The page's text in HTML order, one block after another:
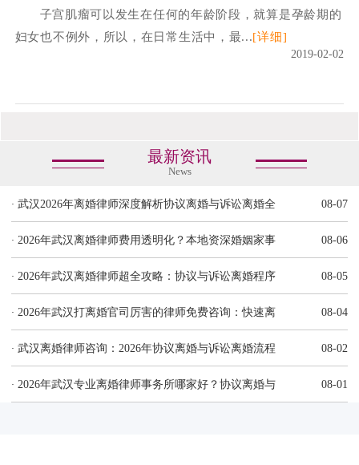
子宫肌瘤可以发生在任何的年龄阶段，就算是孕龄期的
妇女也不例外，所以，在日常生活中，最...[详细]
2019-02-02
最新资讯
News
· 武汉2026年离婚律师深度解析协议离婚与诉讼离婚全 08-07
· 2026年武汉离婚律师费用透明化？本地资深婚姻家事 08-06
· 2026年武汉离婚律师超全攻略：协议与诉讼离婚程序 08-05
· 2026年武汉打离婚官司厉害的律师免费咨询：快速离 08-04
· 武汉离婚律师咨询：2026年协议离婚与诉讼离婚流程 08-02
· 2026年武汉专业离婚律师事务所哪家好？协议离婚与 08-01